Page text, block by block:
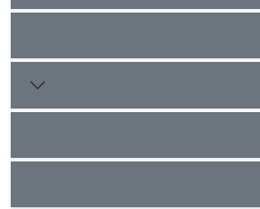
اثر حفاظتی بر­روی سلول‏های بنیادی
که از­ طریق حداقل تاثیر بر زیستایی
سلولی اثر خود را ایفا می‏کند.